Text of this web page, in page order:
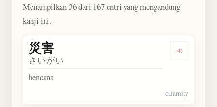
Menampilkan 36 dari 167 entri yang mengandung
kanji ini.
Dengarkan
災害
さいがい
bencana
calamity